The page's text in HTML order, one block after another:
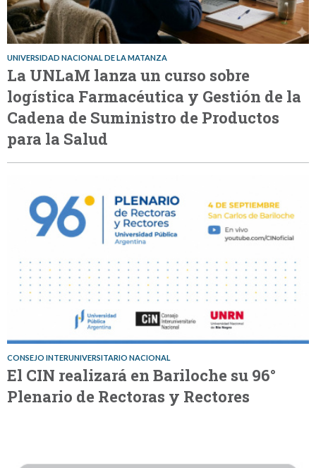
UNIVERSIDAD NACIONAL DE LA MATANZA
La UNLaM lanza un curso sobre
logística Farmacéutica y Gestión de la
Cadena de Suministro de Productos
para la Salud
CONSEJO INTERUNIVERSITARIO NACIONAL
El CIN realizará en Bariloche su 96°
Plenario de Rectoras y Rectores